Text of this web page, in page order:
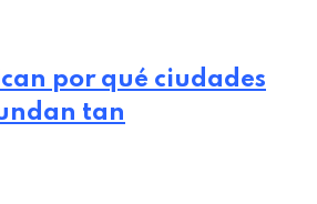
por qué ciudades
tan